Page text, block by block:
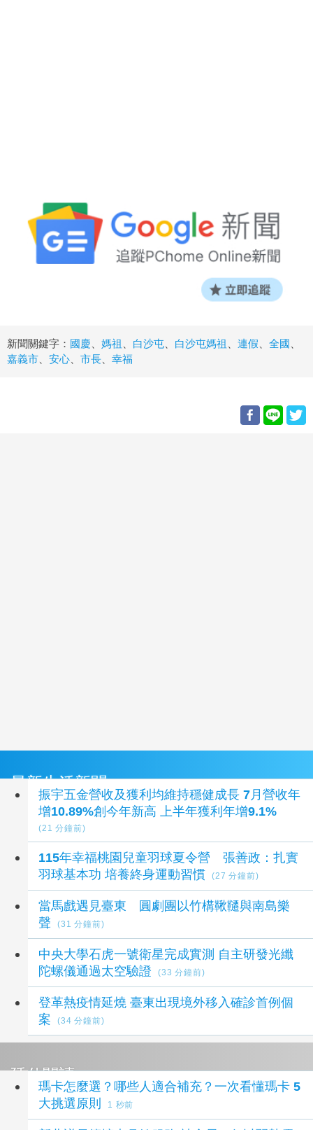
新聞關鍵字： 國慶、 媽祖 、 白沙屯、 白沙屯媽祖 、 連假、 全國 、
嘉義市、 安心、 市長、 幸福
最新生活新聞
振宇五金營收及獲利均維持穩健成長 7月營收年
增10.89%創今年新高 上半年獲利年增9.1%
(21 分鐘前)
115年幸福桃園兒童羽球夏令營 張善政：扎實
羽球基本功 培養終身運動習慣
(27 分鐘前)
當馬戲遇見臺東 圓劇團以竹構鞦韆與南島樂
聲
(31 分鐘前)
中央大學石虎一號衛星完成實測 自主研發光纖
陀螺儀通過太空驗證
(33 分鐘前)
登革熱疫情延燒 臺東出現境外移入確診首例個
案
(34 分鐘前)
延伸閱讀
瑪卡怎麼選？哪些人適合補充？一次看懂瑪卡 5
大挑選原則
1 秒前